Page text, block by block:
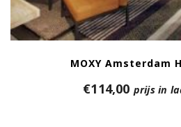
MOXY Amsterdam
€114,00 prijs in